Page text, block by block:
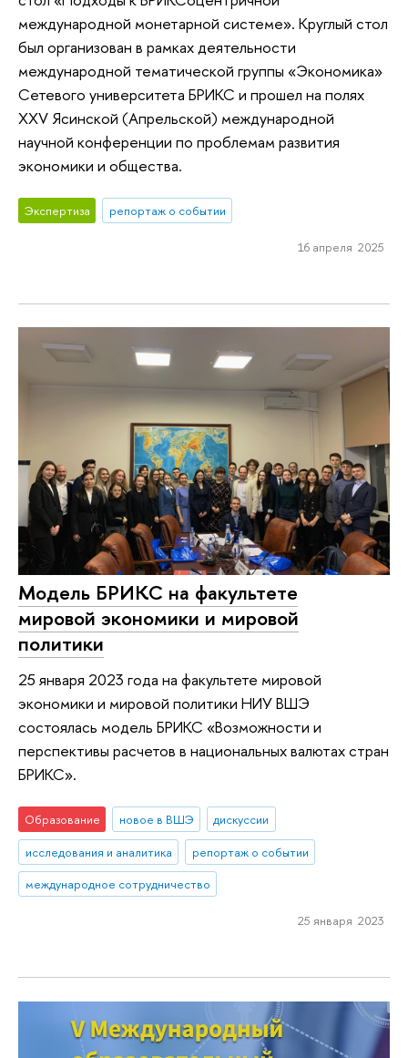
международной монетарной системе». Круглый стол
был организован в рамках деятельности
международной тематической группы «Экономика»
Сетевого университета БРИКС и прошел на полях
XXV Ясинской (Апрельской) международной
научной конференции по проблемам развития
экономики и общества.
Экспертиза репортаж о событии
16 апреля 2025
Модель БРИКС на факультете
мировой экономики и мировой
политики
25 января 2023 года на факультете мировой
экономики и мировой политики НИУ ВШЭ
состоялась модель БРИКС «Возможности и
перспективы расчетов в национальных валютах стран
БРИКС».
Образование новое в ВШЭ
дискуссии
исследования и аналитика
репортаж о событии
международное сотрудничество
25 января 2023